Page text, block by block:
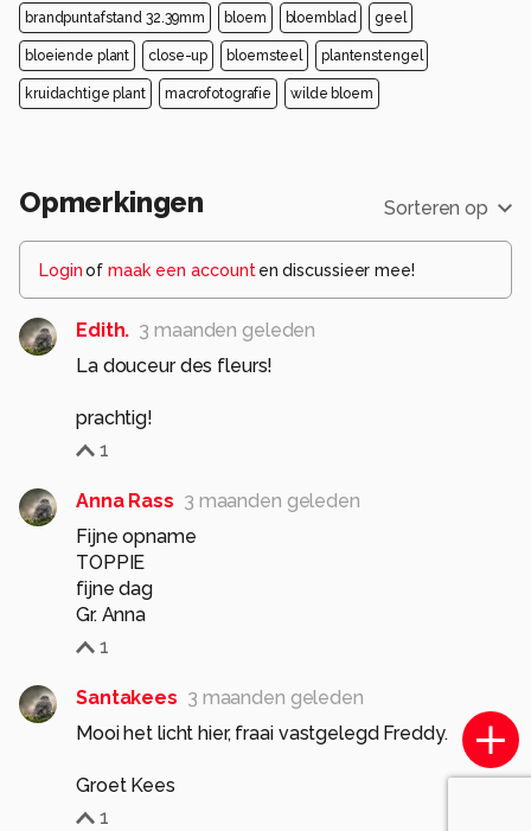
brandpuntafstand 32.39mm bloem bloemblad geel
bloeiende plant close-up bloemsteel plantenstengel
kruidachtige plant macrofotografie wilde bloem
Opmerkingen Sorteren op
Loginof maak een account en discussieer mee!
Edith. 3 maanden geleden
La douceur des fleurs!
prachtig!
1
Anna Rass 3 maanden geleden
Fijne opname
TOPPIE
fijne dag
Gr. Anna
1
Santakees 3 maanden geleden
Mooi het licht hier, fraai vastgelegd Freddy.
Groet Kees
1